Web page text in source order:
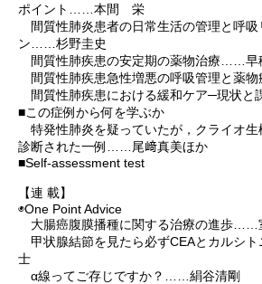
ポイント……本間 栄
間質性肺炎患者の日常生活の管理と呼吸
ン……杉野圭史
間質性肺疾患の安定期の薬物治療……早
間質性肺疾患急性増悪の呼吸管理と薬
間質性肺疾患における緩和ケア─現状
■この症例から何を学ぶか
特発性肺炎を疑っていたが，クライオ生
診断された一例……尾﨑真美ほか
■Self-assessment test
【連 載】
◉One Point Advice
大腸癌腹膜播種に関する治療の進歩……
甲状腺結節を見たら必ずCEAとカルシ
士
α線ってご存じですか？……絹谷清剛